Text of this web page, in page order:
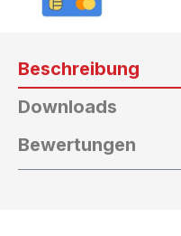
Beschreibung
Downloads
Bewertungen